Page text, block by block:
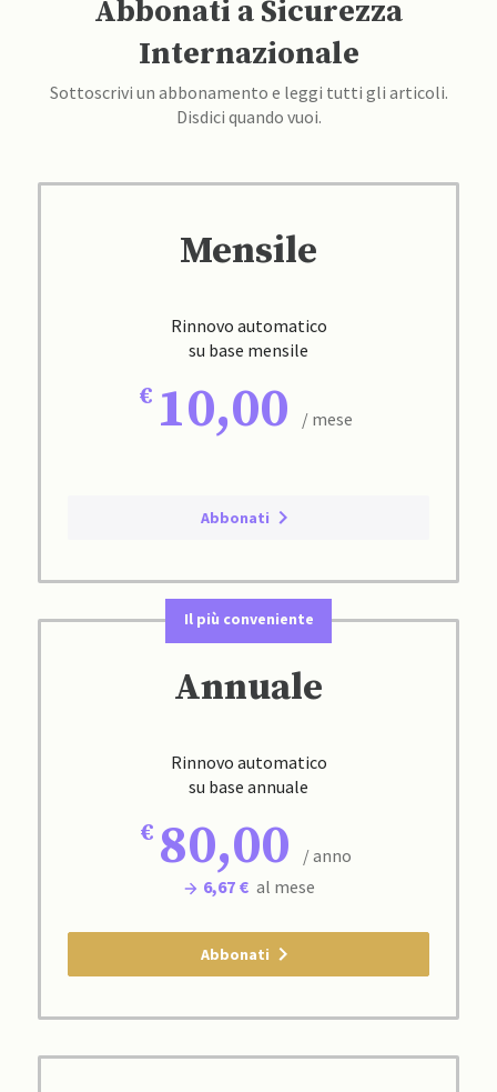
Abbonati a Sicurezza
Internazionale
Sottoscrivi un abbonamento e leggi tutti gli articoli.
Disdici quando vuoi.
Mensile
Rinnovo automatico
su base mensile
10,00 / mese
Abbonati
Il più conveniente
Annuale
Rinnovo automatico
su base annuale
80,00
/ anno
6,67 € al mese
Abbonati